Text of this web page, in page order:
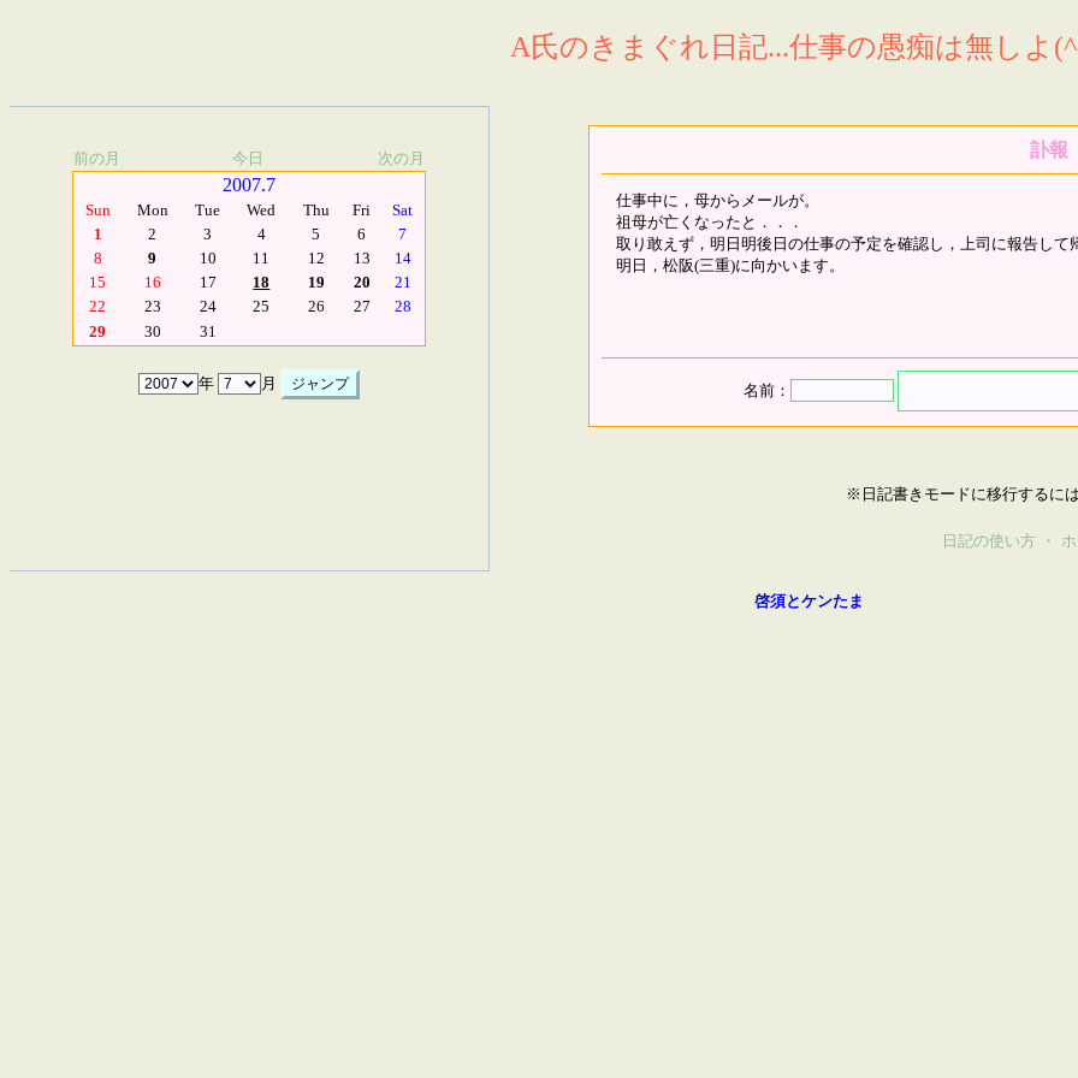
A氏のきまぐれ日記...仕事の愚痴は無しよ
前の月 今日 次の月
2007.7
Sun Mon Tue Wed Thu Fri
Sat
1
2 3 4 5 6
7
8
9 10 11 12 13
14
15
16 17 18 19 20
21
22
23 24 25 26 27
28
29
30 31
年 月
訃報
仕事中に，母からメールが。
祖母が亡くなったと．．．
取り敢えず，明日明後日の仕事の予定を確認し，上司に報告して
明日，松阪(三重)に向かいます。
名前：
※日記書きモードに移行するに
日記の使い方 ・
啓須とケンたま